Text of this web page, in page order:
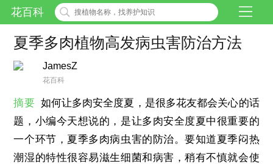
花百科
夏季多肉植物高发病虫害防治方法
JamesZ
花百科
摘要 如何让多肉安全度夏，是很多花友都会关心的话
题，小编今天想说的，是让多肉安全度夏中很重要的
一个环节，夏季多肉病虫害的防治。要知道夏季闷热
潮湿的特性很容易滋生细菌和病害，稍有不慎就会使